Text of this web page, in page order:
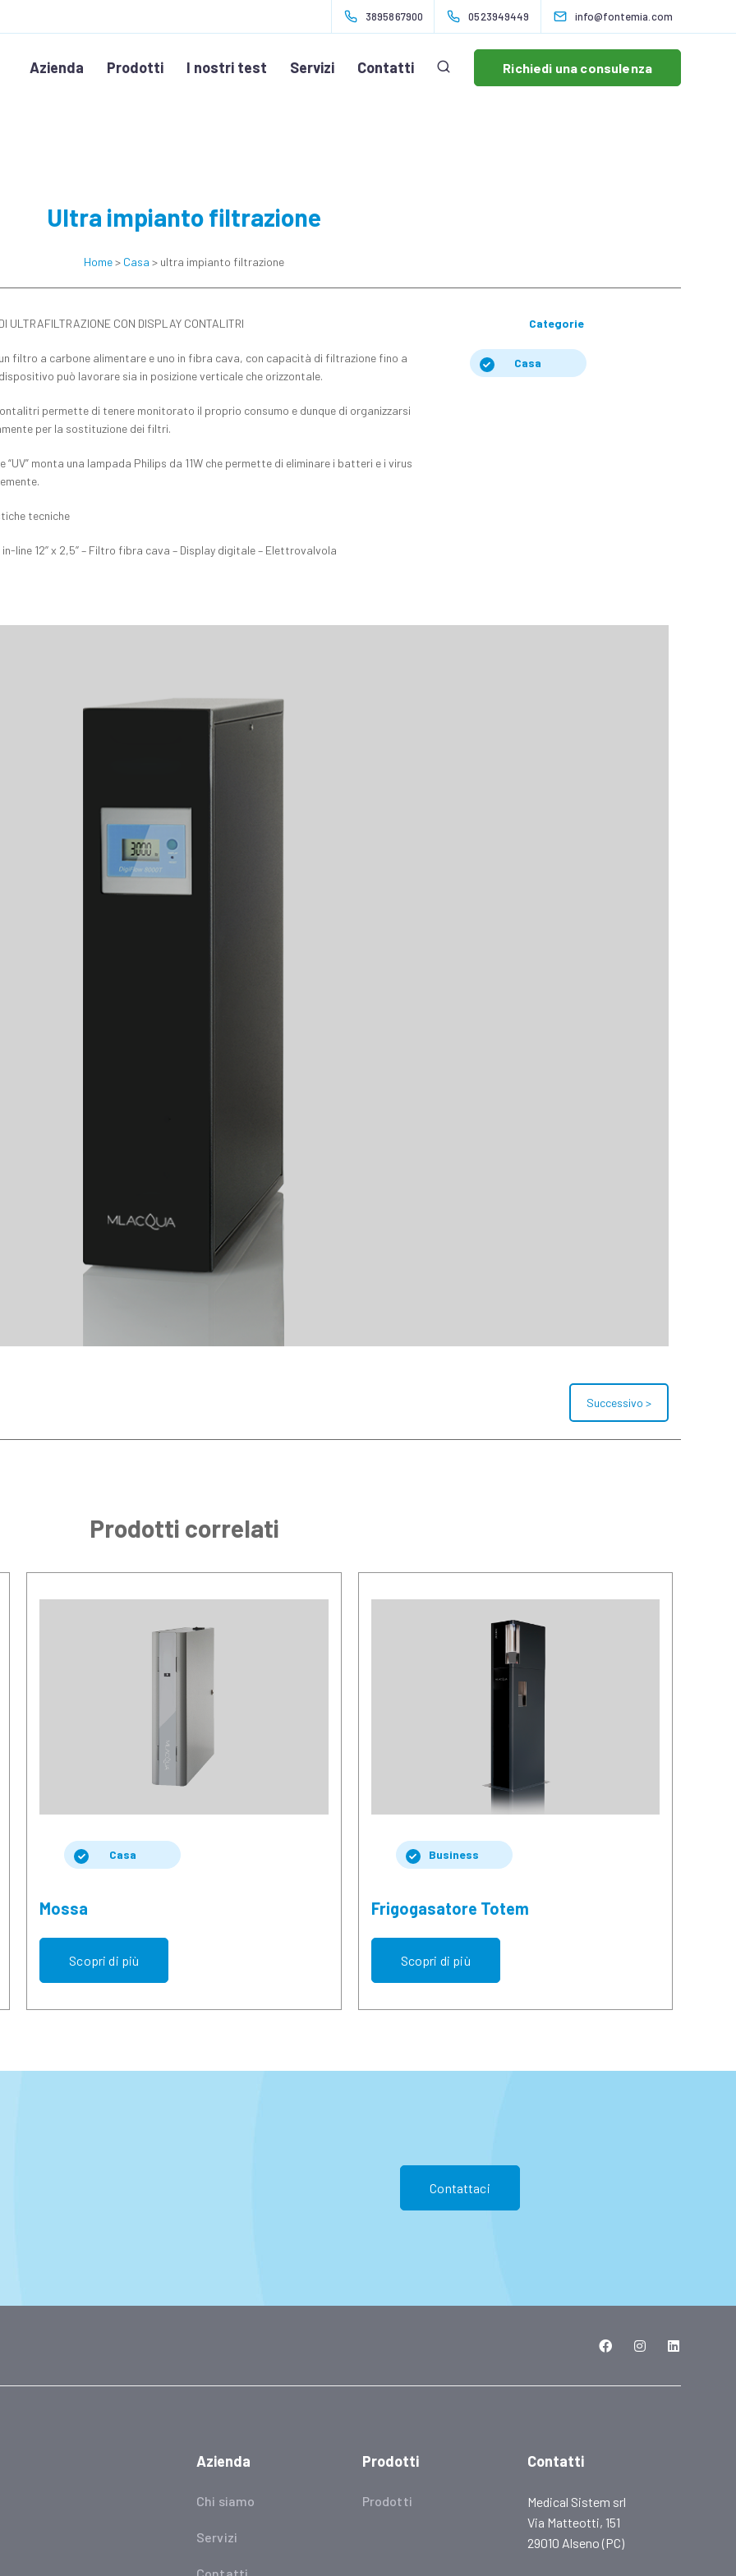
3895867900 0523949449 info@fontemia.com
Azienda Prodotti I nostri test Servizi Contatti Richiedi una consulenza
Ultra impianto filtrazione
Home> Casa > ultra impianto filtrazione
ULTRAFILTRAZIONE CON DISPLAY CONTALITRI
filtro a carbone alimentare e uno in fibra cava, con capacità di filtrazione fino a
può lavorare sia in posizione verticale che orizzontale.
permette di tenere monitorato il proprio consumo e dunque di organizzarsi
per la sostituzione dei filtri.
“UV” monta una lampada Philips da 11W che permette di eliminare i batteri e i virus
tecniche
line 12’’ x 2,5’’ – Filtro fibra cava – Display digitale – Elettrovalvola
Categorie
Casa
Successivo >
Prodotti correlati
Casa
Mossa
Scopri di più
Business
Frigogasatore Totem
Scopri di più
Contattaci
Azienda
Chi siamo
Servizi
Prodotti
Prodotti
Contatti
Medical Sistem srl
Via Matteotti, 151
29010 Alseno (PC)